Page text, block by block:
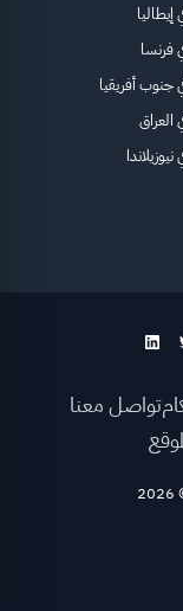
فرنسا
جنوب أفريقيا
العراق
تواصل معنا
2026